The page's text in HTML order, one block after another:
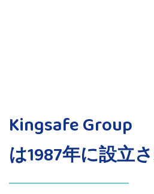
Kingsafe Group
は1987年に設立